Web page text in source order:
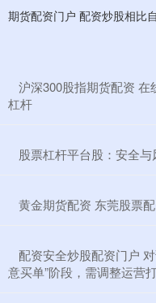
期货配资门户 配资炒股相比
沪深300股指期货配资
杠杆
股票杠杆平台股：安全
黄金期货配资 东莞股票
配资安全炒股配资门户
意买单”阶段，需调整运营